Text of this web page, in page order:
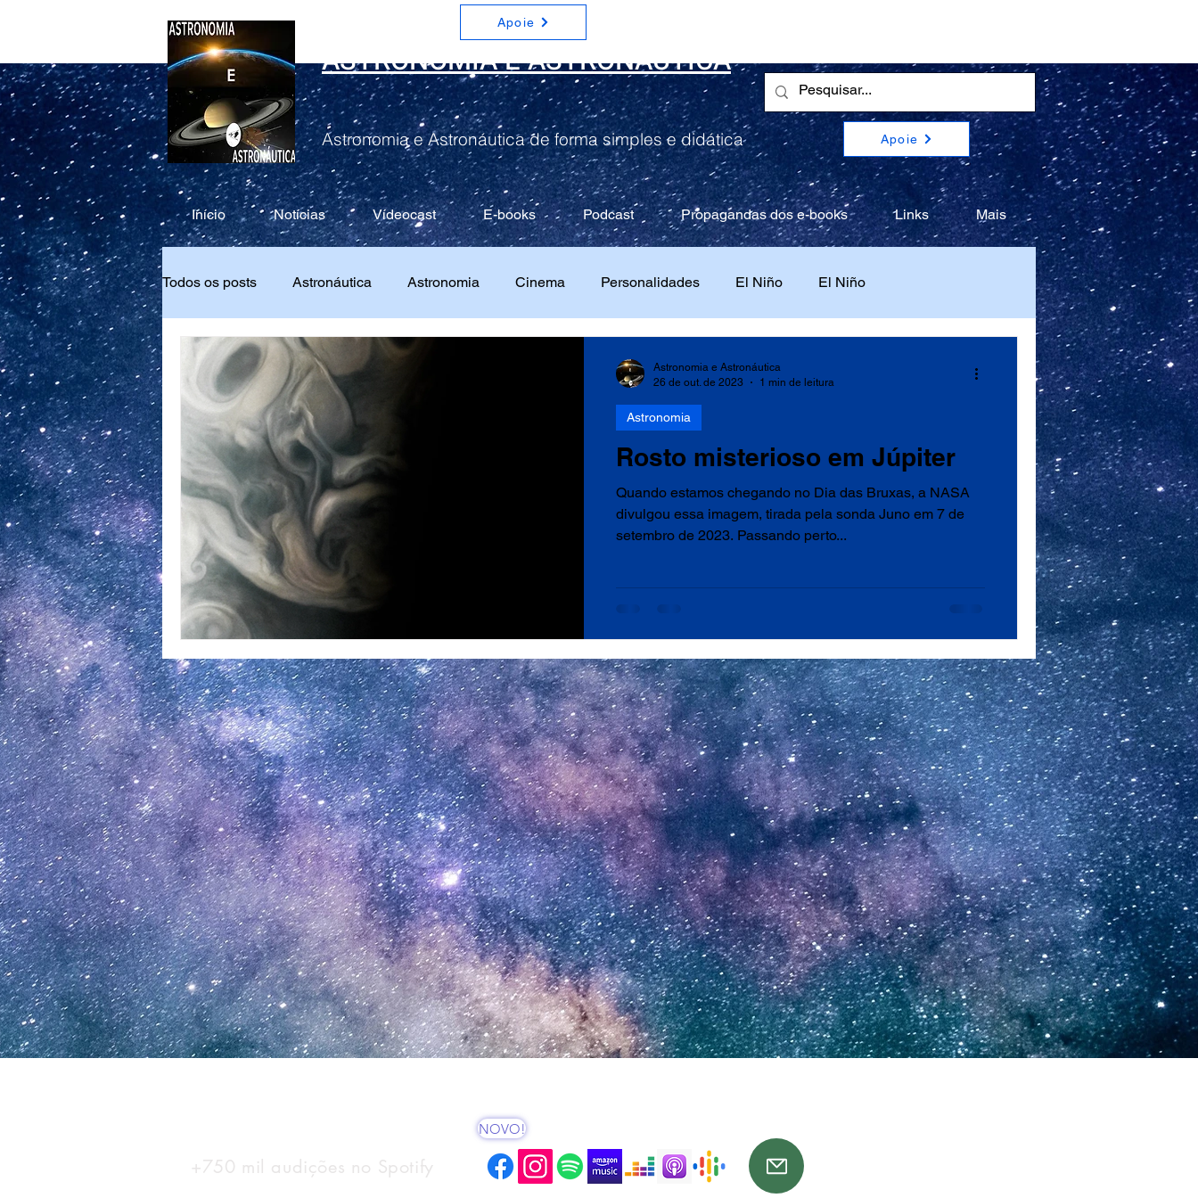
Apoie
ASTRONOMIA E ASTRONÁUTICA
Astronomia e Astronáutica de forma simples e didática Apoie
Todos os posts Astronáutica Astronomia Cinema Personalidades El Niño El Niño
Rosto misterioso em Júpiter
Quando estamos chegando no Dia das Bruxas, a NASA
divulgou essa imagem, tirada pela sonda Juno em 7 de
setembro de 2023. Passando perto...
Astronomia
Astronomia e Astronáutica
26 de out. de 2023
1 min de leitura
Início Notícias Vídeocast E-books Podcast Propagandas dos e-books Links Mais
NOVO!
+750 mil audições no Spotify